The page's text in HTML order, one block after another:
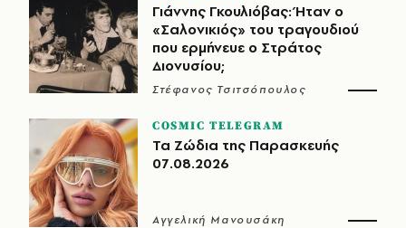
Γιάννης Γκουλιόβας: Ήταν ο
«Σαλονικιός» του τραγουδιού
που ερμήνευε ο Στράτος
Διονυσίου;
Στέφανος Τσιτσόπουλος
COSMIC TELEGRAM
Τα Ζώδια της Παρασκευής
07.08.2026
Αγγελική Μανουσάκη